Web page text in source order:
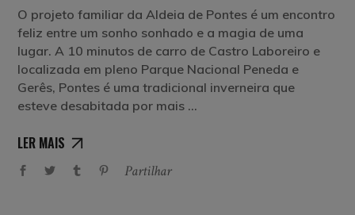
O projeto familiar da Aldeia de Pontes é um encontro
feliz entre um sonho sonhado e a magia de uma
lugar. A 10 minutos de carro de Castro Laboreiro e
localizada em pleno Parque Nacional Peneda e
Gerês, Pontes é uma tradicional inverneira que
esteve desabitada por mais
LER MAIS
Partilhar